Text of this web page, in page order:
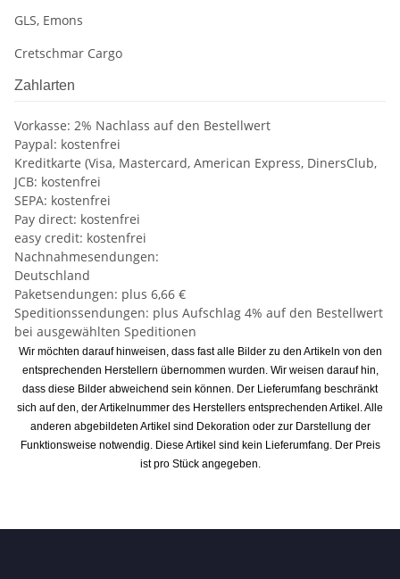
GLS, Emons
Cretschmar Cargo
Zahlarten
Vorkasse: 2% Nachlass auf den Bestellwert
Paypal: kostenfrei
Kreditkarte (Visa, Mastercard, American Express, DinersClub,
JCB: kostenfrei
SEPA: kostenfrei
Pay direct: kostenfrei
easy credit: kostenfrei
Nachnahmesendungen:
Deutschland
Paketsendungen: plus 6,66 €
Speditionssendungen: plus Aufschlag 4% auf den Bestellwert
bei ausgewählten Speditionen
Wir möchten darauf hinweisen, dass fast alle Bilder zu den Artikeln von den
entsprechenden Herstellern übernommen wurden. Wir weisen darauf hin,
dass diese Bilder abweichend sein können. Der Lieferumfang beschränkt
sich auf den, der Artikelnummer des Herstellers entsprechenden Artikel. Alle
anderen abgebildeten Artikel sind Dekoration oder zur Darstellung der
Funktionsweise notwendig. Diese Artikel sind kein Lieferumfang. Der Preis
ist pro Stück angegeben.